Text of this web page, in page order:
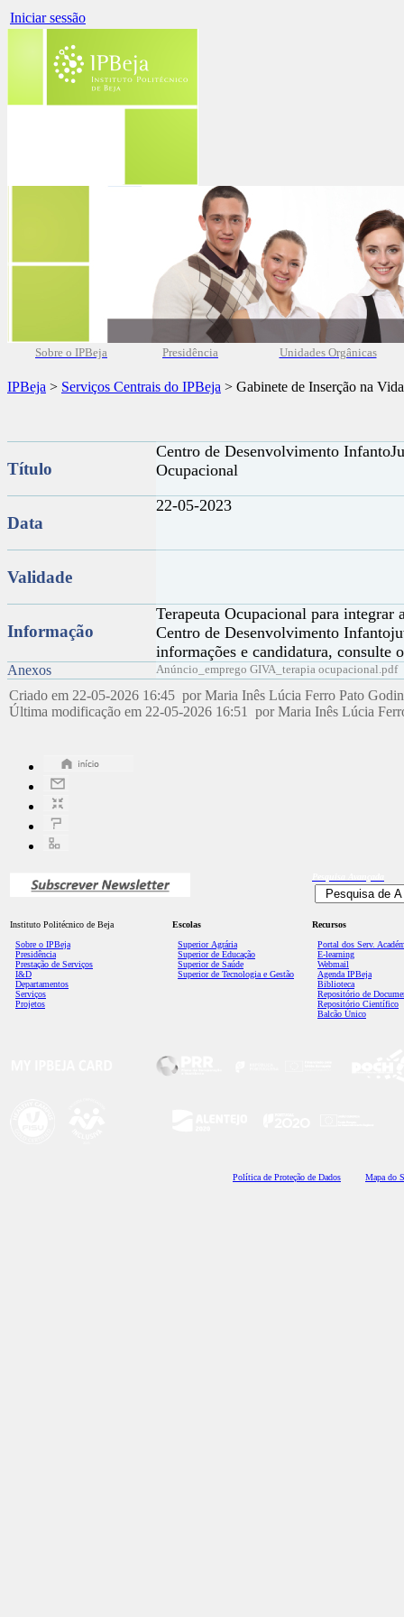
Iniciar sessão
Sobre o IPBeja Presidência Unidades Orgânicas
IPBeja > Serviços Centrais do IPBeja > Gabinete de Inserção na
Título
Centro de Desenvolvimento
Ocupacional
Data
22-05-2023
Validade
Informação
Terapeuta Ocupacional para integrar
Centro de Desenvolvimento
informações e candidatura, consulte
Anexos Anúncio_emprego GIVA_terapia ocupacional.pdf
Criado em 22-05-2026 16:45 por Maria Inês Lúcia Ferro Pato
Última modificação em 22-05-2026 16:51 por Maria Inês Lúcia
Instituto Politécnico de Beja
Sobre o IPBeja
Presidência
Prestação de Serviços
I&D
Departamentos
Serviços
Projetos
Escolas
Superior Agrária
Superior de Educação
Superior de Saúde
Superior de Tecnologia e Gestão
Recursos
Portal dos Serv.
E-learning
Webmail
Agenda IPBeja
Biblioteca
Repositório de
Repositório Científico
Balcão Único
Política de Proteção de Dados Mapa do